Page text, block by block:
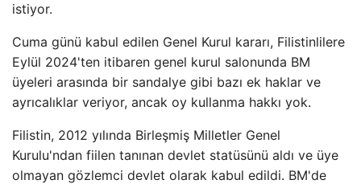
istiyor.
Cuma günü kabul edilen Genel Kurul kararı, Filistinlilere
Eylül 2024'ten itibaren genel kurul salonunda BM
üyeleri arasında bir sandalye gibi bazı ek haklar ve
ayrıcalıklar veriyor, ancak oy kullanma hakkı yok.
Filistin, 2012 yılında Birleşmiş Milletler Genel
Kurulu'ndan fiilen tanınan devlet statüsünü aldı ve üye
olmayan gözlemci devlet olarak kabul edildi. BM'de